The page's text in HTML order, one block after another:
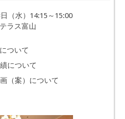
水）14:15～15:00
ラス富山
ついて
について
（案）について